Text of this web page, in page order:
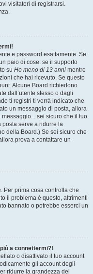
visitatori di registrarsi.
e password esattamente. Se
paio di cose: se il supporto
su Ho meno di 13 anni mentre
che hai ricevuto. Se questo
Alcune Board richiedono
dall’utente stesso o dagli
ti registri ti verrà indicato che
un messaggio di posta, allora
sei sicuro che il tuo
posta serve a ridurre la
della Board.) Se sei sicuro che
prova a contattare un
Per prima cosa controlla che
il problema è questo, altrimenti
bannato o potrebbe esserci un
a connettermi?!
o disattivato il tuo account
gli account degli
ridurre la grandezza del